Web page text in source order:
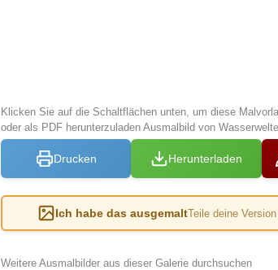
Klicken Sie auf die Schaltflächen unten, um diese
oder als PDF herunterzuladen Ausmalbild von
Drucken Herunterladen
Ich habe das ausgemaltTeile deine
Weitere Ausmalbilder aus dieser Galerie durchsuchen